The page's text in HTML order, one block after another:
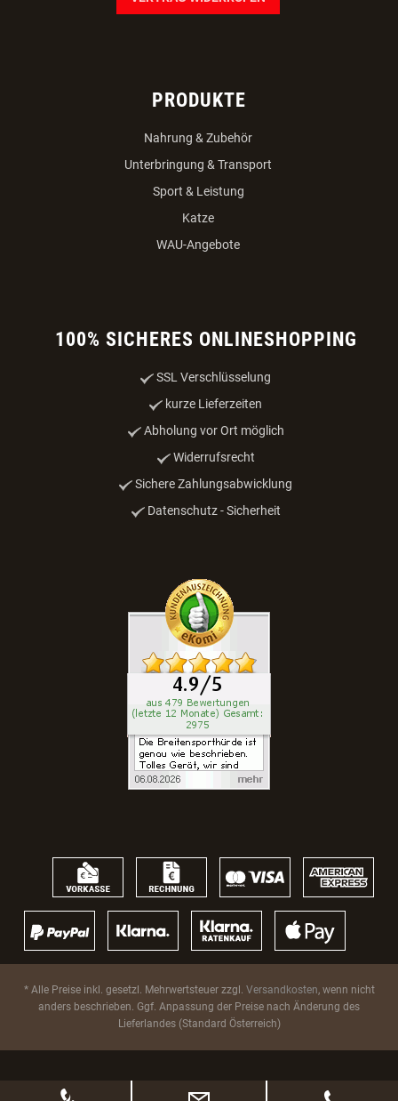
PRODUKTE
Nahrung & Zubehör
Unterbringung & Transport
Sport & Leistung
Katze
WAU-Angebote
100% SICHERES ONLINESHOPPING
SSL Verschlüsselung
kurze Lieferzeiten
Abholung vor Ort möglich
Widerrufsrecht
Sichere Zahlungsabwicklung
Datenschutz - Sicherheit
* Alle Preise inkl. gesetzl. Mehrwertsteuer zzgl. Versandkosten, wenn nicht
anders beschrieben. Ggf. Anpassung der Preise nach Änderung des
Lieferlandes (Standard Österreich)